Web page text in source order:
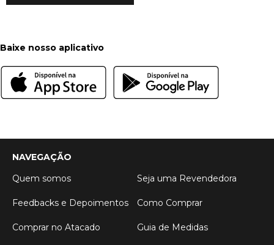
Baixe nosso aplicativo
NAVEGAÇÃO
Quem somos
Seja uma Revendedora
Feedbacks e Depoimentos Como Comprar
Comprar no Atacado Guia de Medidas